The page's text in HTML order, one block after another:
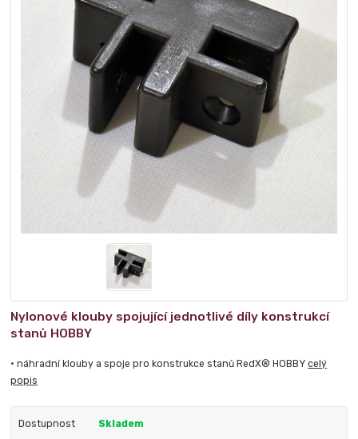
Nylonové klouby spojující jednotlivé díly konstrukcí
stanů HOBBY
• náhradní klouby a spoje pro konstrukce stanů RedX® HOBBYcelý
popis
Dostupnost Skladem